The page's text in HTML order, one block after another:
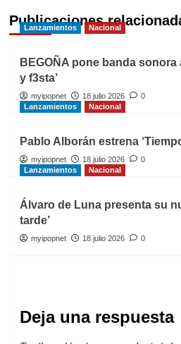
Publicaciones
Lanzamientos Nacional
BEGOÑA pone banda sonora
y f3sta’
myipopnet 18 julio 2026
0
Lanzamientos
Nacional
Pablo Alborán estrena
myipopnet 18 julio 2026
0
Lanzamientos
Nacional
Álvaro de Luna presenta su
tarde’
myipopnet 18 julio 2026 0
Deja una respuesta